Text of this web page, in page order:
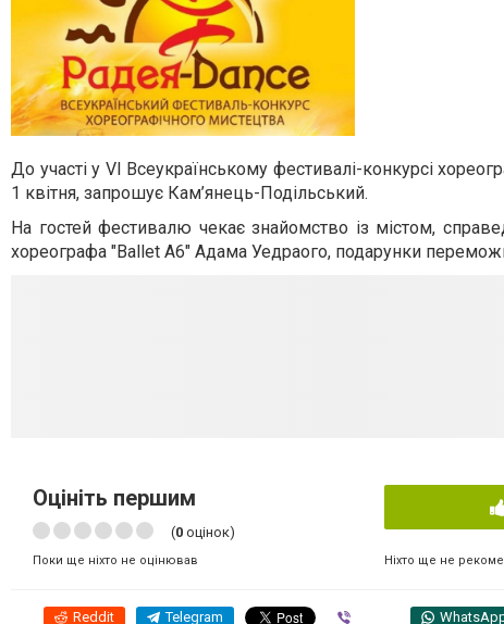
До участі у VI Всеукраїнському фестивалі-конкурсі
1 квітня, запрошує Кам’янець-Подільський.
На гостей фестивалю чекає знайомство із містом,
хореографа "Ballet A6" Адама Уедраого, подарунки
Оцініть першим
(0 оцінок)
Поки ще ніхто не оцінював Ніхто ще не
Reddit Telegram